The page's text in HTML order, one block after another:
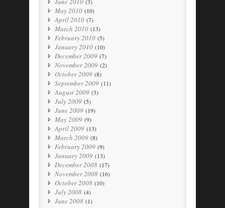
May 2010 (10)
April 2010 (7)
March 2010 (13)
February 2010 (5)
January 2010 (10)
December 2009 (7)
November 2009 (2)
October 2009 (8)
September 2009 (11)
August 2009 (3)
July 2009 (5)
June 2009 (19)
May 2009 (9)
April 2009 (13)
March 2009 (8)
February 2009 (9)
January 2009 (13)
December 2008 (17)
November 2008 (16)
October 2008 (10)
July 2008 (4)
June 2008 (1)